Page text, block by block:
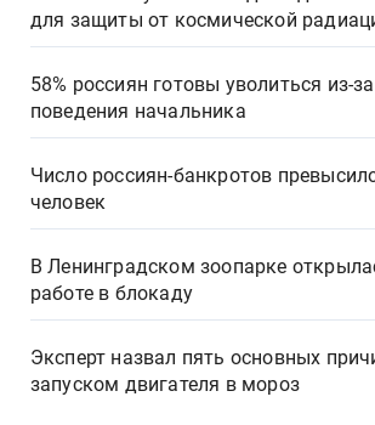
для защиты от космической
58% россиян готовы уволиться из-
поведения начальника
Число россиян-банкротов
человек
В Ленинградском зоопарке
работе в блокаду
Эксперт назвал пять основных
запуском двигателя в мороз